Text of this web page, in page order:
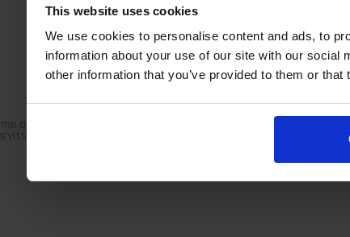
This website uses cookies
We use cookies to personalise content and ads, to
information about your use of our site with our
other information that you’ve provided to them or
30 MPa
oikeuden tuotemuutoksiin.
lisää teknisiä tietoja asennuksesta tai hydrauliikan